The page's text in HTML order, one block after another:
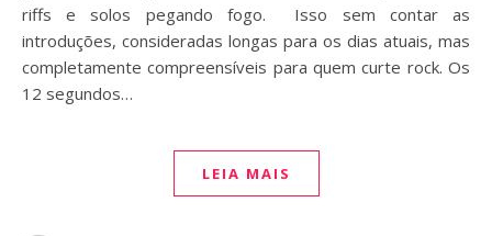
riffs e solos pegando fogo. Isso sem contar as
introduções, consideradas longas para os dias atuais, mas
completamente compreensíveis para quem curte rock. Os
12 segundos…
LEIA MAIS